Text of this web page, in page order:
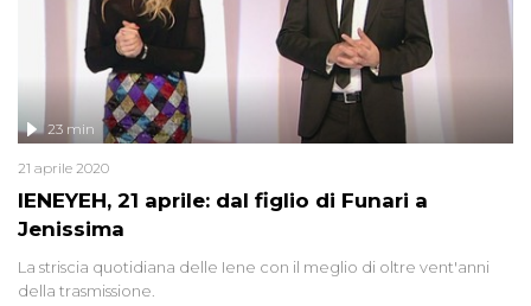
IENEYEH, 21 aprile: dal figlio di Funari a
Jenissima
23 min
21 aprile 2020
La striscia quotidiana delle Iene con il meglio di oltre vent'anni
della trasmissione.